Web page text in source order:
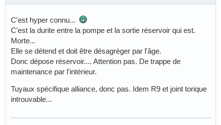
C'est hyper connu...
C'est la durite entre la pompe et la sortie réservoir qui est.
Morte...
Elle se détend et doit être désagrèger par l'âge.
Donc dépose réservoir.... Attention pas. De trappe de
maintenance par l'intérieur.
Tuyaux spécifique alliance, donc pas. Idem R9 et joint torique
introuvable...